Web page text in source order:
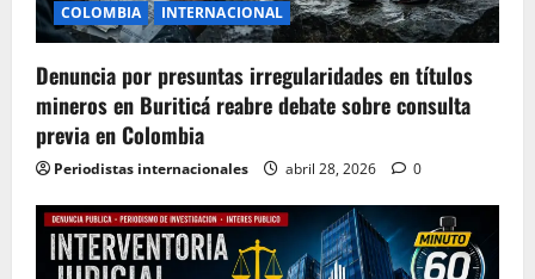
COLOMBIA INTERNACIONAL
Denuncia por presuntas irregularidades en títulos
mineros en Buriticá reabre debate sobre consulta
previa en Colombia
Periodistas internacionales abril 28, 2026 0